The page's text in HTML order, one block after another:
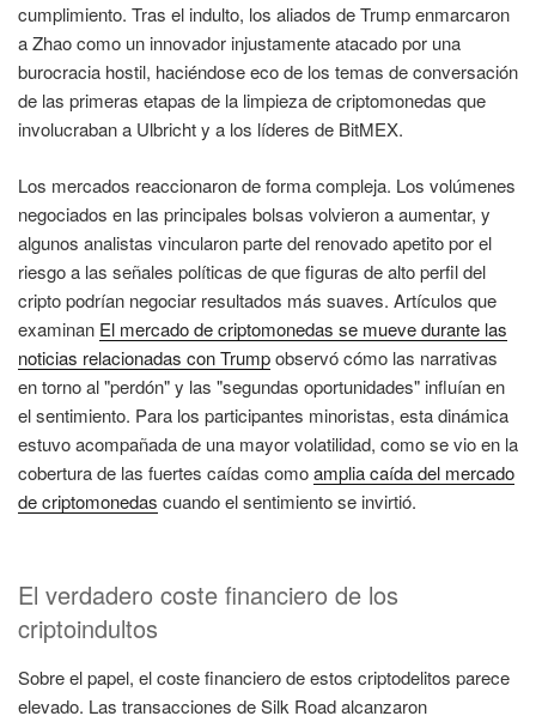
cumplimiento. Tras el indulto, los aliados de Trump enmarcaron
a Zhao como un innovador injustamente atacado por una
burocracia hostil, haciéndose eco de los temas de conversación
de las primeras etapas de la limpieza de criptomonedas que
involucraban a Ulbricht y a los líderes de BitMEX.
Los mercados reaccionaron de forma compleja. Los volúmenes
negociados en las principales bolsas volvieron a aumentar, y
algunos analistas vincularon parte del renovado apetito por el
riesgo a las señales políticas de que figuras de alto perfil del
cripto podrían negociar resultados más suaves. Artículos que
examinan El mercado de criptomonedas se mueve durante las
noticias relacionadas con Trumpobservó cómo las narrativas
en torno al "perdón" y las "segundas oportunidades" influían en
el sentimiento. Para los participantes minoristas, esta dinámica
estuvo acompañada de una mayor volatilidad, como se vio en la
cobertura de las fuertes caídas comoamplia caída del mercado
de criptomonedas cuando el sentimiento se invirtió.
El verdadero coste financiero de los
criptoindultos
Sobre el papel, el coste financiero de estos criptodelitos parece
elevado. Las transacciones de Silk Road alcanzaron